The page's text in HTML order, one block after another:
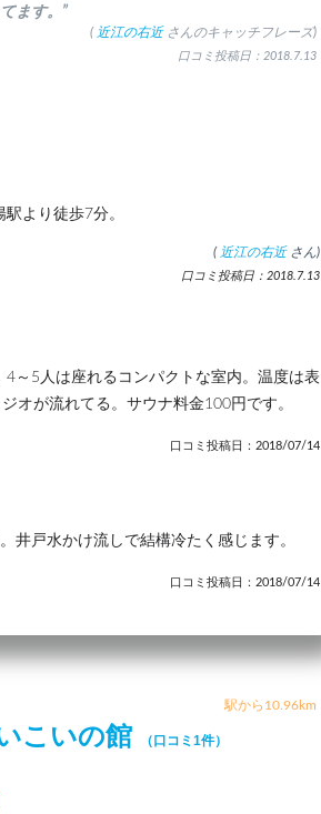
ます。”
( 近江の右近 さんのキャッチフレーズ)
口コミ投稿日：2018.7.13
より徒歩7分。
( 近江の右近 さん)
口コミ投稿日：2018.7.13
～5人は座れるコンパクトな室内。温度は表
オが流れてる。サウナ料金100円です。
口コミ投稿日：2018/07/14
井戸水かけ流しで結構冷たく感じます。
口コミ投稿日：2018/07/14
駅から10.96km
こいの館 （口コミ1件）